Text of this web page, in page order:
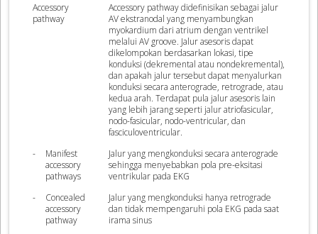
Accessory
pathway
Accessory pathway didefinisikan sebagai jalur
AV ekstranodal yang menyambungkan
myokardium dari atrium dengan ventrikel
melalui AV groove. Jalur asesoris dapat
dikelompokan berdasarkan lokasi, tipe
konduksi (dekremental atau nondekremental),
dan apakah jalur tersebut dapat menyalurkan
konduksi secara anterograde, retrograde, atau
kedua arah. Terdapat pula jalur asesoris lain
yang lebih jarang seperti jalur atriofasicular,
nodo-fasicular, nodo-ventricular, dan
fasciculoventricular.
-
Manifest
accessory
pathways
Jalur yang mengkonduksi secara anterograde
sehingga menyebabkan pola pre-eksitasi
ventrikular pada EKG
-
Concealed
accessory
pathway
Jalur yang mengkonduksi hanya retrograde
dan tidak mempengaruhi pola EKG pada saat
irama sinus